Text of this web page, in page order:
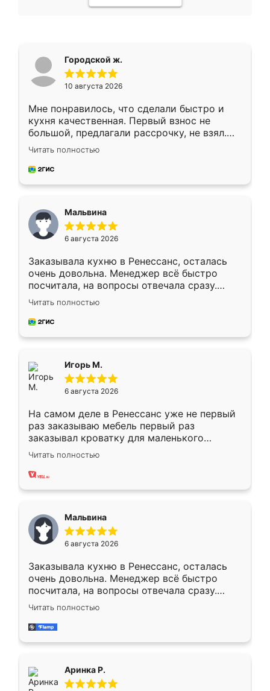
Городской ж.
10 августа 2026
Мне понравилось, что сделали быстро и
кухня качественная. Первый взнос не
большой, предлагали рассрочку, не взял.
Ждал меньше месяца, сборщик с прямыми
руками. По цене вышло адекватно.
Рекомендую!
Читать полностью
Мальвина
6 августа 2026
Заказывала кухню в Ренессанс, осталась
очень довольна. Менеджер всё быстро
посчитала, на вопросы отвечала сразу.
Замерщик приехал в субботу, подошёл к
делу со всей ответственностью. Собрали
за день, ребята работали аккуратно, даже
Читать полностью
Игорь М.
6 августа 2026
На самом деле в Ренессанс уже не первый
раз заказываю мебель первый раз
заказывал кроватку для маленького
ребёнка при его рождении ,во второй раз
заказал шкаф-купе. По качеству очень
хорошее сборка достаточно быстрая,
меньше, здесь же он более разнообразный.
Мне нравится ,если что-то потребуется из
мебели буду заказывать только здесь.
Читать полностью
Мальвина
6 августа 2026
Заказывала кухню в Ренессанс, осталась
очень довольна. Менеджер всё быстро
посчитала, на вопросы отвечала сразу.
Замерщик приехал в субботу, подошёл к
делу со всей ответственностью. Собрали
за день, ребята работали аккуратно, даже
Читать полностью
Аринка Р.